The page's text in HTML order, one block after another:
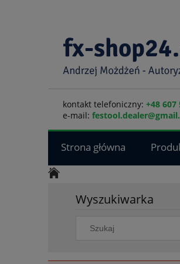
kontakt telefoniczny: +48 607
e-mail:
Strona główna
Wyszukiwarka